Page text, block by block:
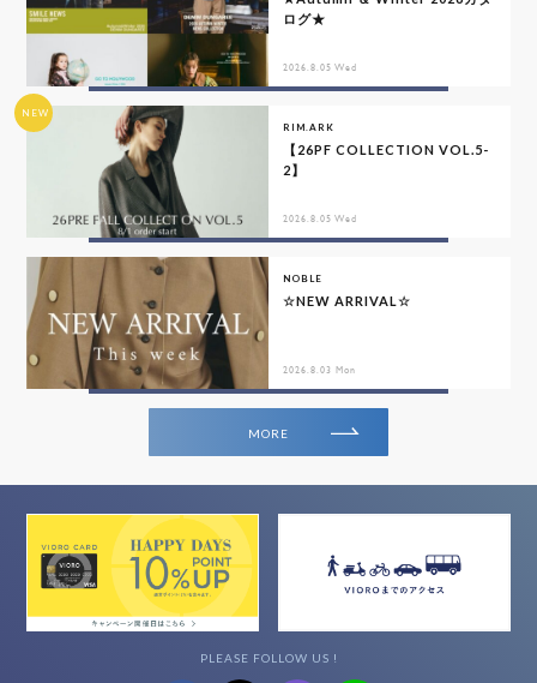
ログ★
2026.8.05 Wed
NEW
RIM.ARK
【26PF COLLECTION VOL.5-
2】
2026.8.05 Wed
NOBLE
☆NEW ARRIVAL☆
2026.8.03 Mon
MORE
PLEASE FOLLOW US !